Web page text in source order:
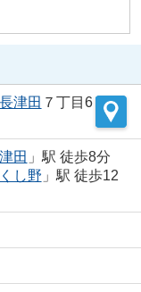
長津田 ７丁目6
田 」駅 徒歩8分
し野 」駅 徒歩12